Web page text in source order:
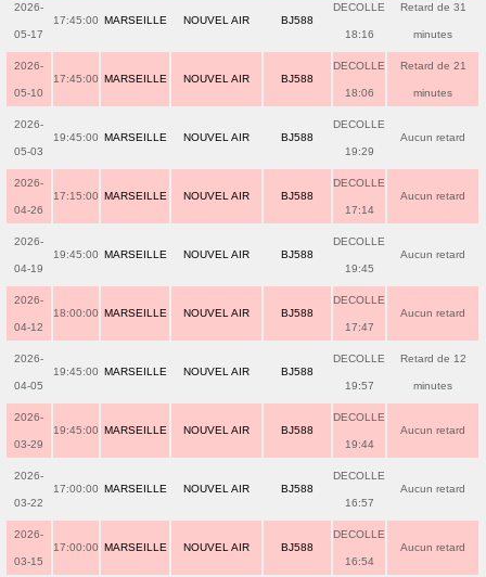
2026-
05-17
17:45:00 MARSEILLE NOUVEL AIR BJ588
DECOLLE
18:16
Retard de 31
minutes
2026-
05-10
17:45:00 MARSEILLE NOUVEL AIR BJ588
DECOLLE
18:06
Retard de 21
minutes
2026-
05-03
19:45:00 MARSEILLE NOUVEL AIR BJ588
DECOLLE
19:29
Aucun retard
2026-
04-26
17:15:00 MARSEILLE NOUVEL AIR BJ588
DECOLLE
17:14
Aucun retard
2026-
04-19
19:45:00 MARSEILLE NOUVEL AIR BJ588
DECOLLE
19:45
Aucun retard
2026-
04-12
18:00:00 MARSEILLE NOUVEL AIR BJ588
DECOLLE
17:47
Aucun retard
2026-
04-05
19:45:00 MARSEILLE NOUVEL AIR BJ588
DECOLLE
19:57
Retard de 12
minutes
2026-
03-29
19:45:00 MARSEILLE NOUVEL AIR BJ588
DECOLLE
19:44
Aucun retard
2026-
03-22
17:00:00 MARSEILLE NOUVEL AIR BJ588
DECOLLE
16:57
Aucun retard
2026-
03-15
17:00:00 MARSEILLE NOUVEL AIR BJ588
DECOLLE
16:54
Aucun retard